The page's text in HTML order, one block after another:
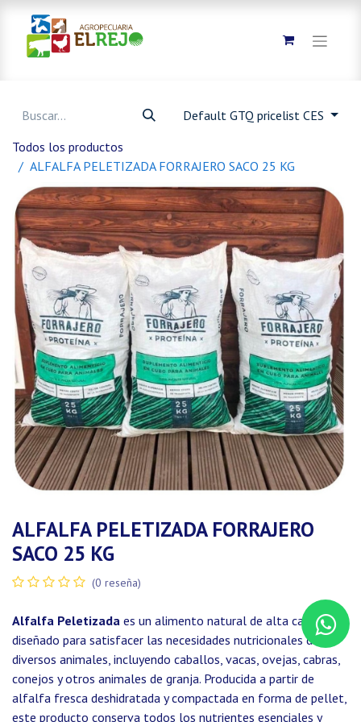
Default GTQ pricelist CES
Todos los productos
ALFALFA PELETIZADA FORRAJERO SACO 25 KG
ALFALFA PELETIZADA FORRAJERO
SACO 25 KG
(0 reseña)
Alfalfa Peletizada es un alimento natural de alta calidad
diseñado para satisfacer las necesidades nutricionales de
diversos animales, incluyendo caballos, vacas, ovejas, cabras,
conejos y otros animales de granja. Producida a partir de
alfalfa fresca deshidratada y compactada en forma de pellet,
este producto conserva todos los nutrientes esenciales y